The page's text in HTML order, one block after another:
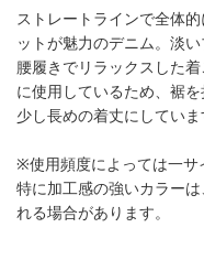
ストレートラインで全体
ットが魅力のデニム。淡
腰履きでリラックスした
に使用しているため、裾
少し長めの着丈にしていま
※使用頻度によっては一サ
特に加工感の強いカラー
れる場合があります。